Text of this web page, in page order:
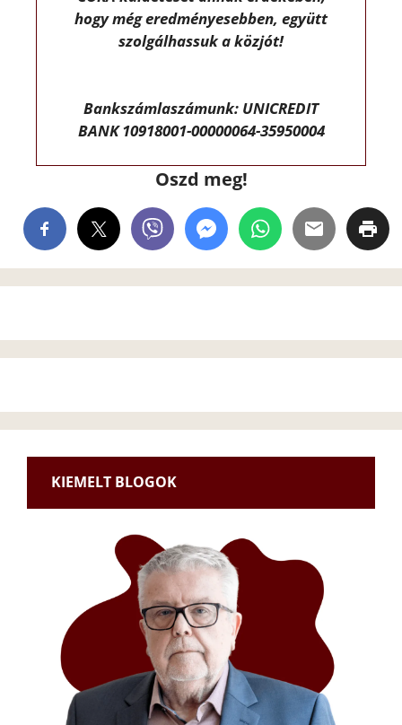
hogy még eredményesebben, együtt
szolgálhassuk a közjót!
Bankszámlaszámunk: UNICREDIT
BANK 10918001-00000064-35950004
Oszd meg!
KIEMELT BLOGOK